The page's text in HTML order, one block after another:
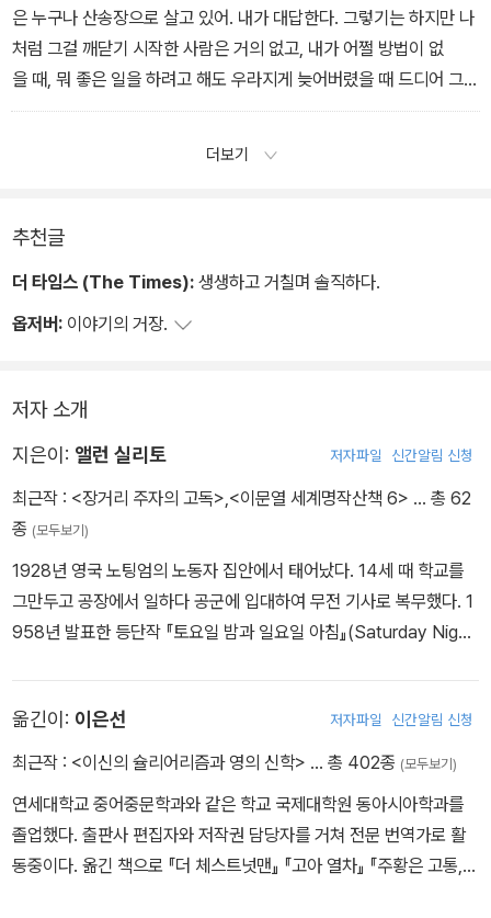
은 누구나 산송장으로 살고 있어. 내가 대답한다. 그렇기는 하지만 나
처럼 그걸 깨닫기 시작한 사람은 거의 없고, 내가 어쩔 방법이 없
을 때, 뭐 좋은 일을 하려고 해도 우라지게 늦어버렸을 때 드디어 그
런 깨달음이 찾아오다니 안타까운 일이지.
더보기
추천글
더 타임스 (The Times): 생생하고 거칠며 솔직하다.
옵저버: 이야기의 거장.
저자 소개
지은이: 앨런 실리토 저자파일 신간알림 신청
최근작 : <장거리 주자의 고독> <이문열 세계명작산책 6> … 총 62
종 (모두보기)
1928년 영국 노팅엄의 노동자 집안에서 태어났다. 14세 때 학교를
그만두고 공장에서 일하다 공군에 입대하여 무전 기사로 복무했다. 1
958년 발표한 등단작 『토요일 밤과 일요일 아침』(Saturday Night
서 지위를 확고히 하였다. 전후(戰後) 영국 문단을 풍미한 이른바 ‘성
난 젊은이들’(Angry young men) 그룹의 일원으로, 소외받는 노동
대 가장 훌륭한 영국 작가 중 한 사람으로 손꼽히며, 2010년 4월 타
계했다.
옮긴이: 이은선 저자파일 신간알림 신청
최근작 : <이신의 슐리어리즘과 영의 신학> … 총 402종 (모두보기)
연세대학교 중어중문학과와 같은 학교 국제대학원 동아시아학과를
졸업했다. 출판사 편집자와 저작권 담당자를 거쳐 전문 번역가로 활
동중이다. 옮긴 책으로 『더 체스트넛맨』 『고아 열차』 『주황은 고통,